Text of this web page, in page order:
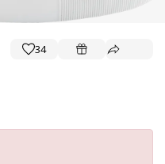
34